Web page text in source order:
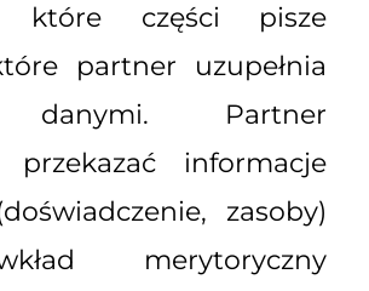
które części pisze
partner uzupełnia
danymi. Partner
przekazać informacje
zasoby)
merytoryczny